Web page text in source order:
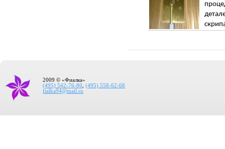
2009 © «Фиалка»
(495) 542-76-80
(495) 558-62-68
fialka94@mail.ru